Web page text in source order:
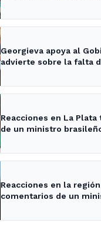
Georgieva apoya al
advierte sobre la falta
Reacciones en La
de un ministro
Reacciones en la
comentarios de un